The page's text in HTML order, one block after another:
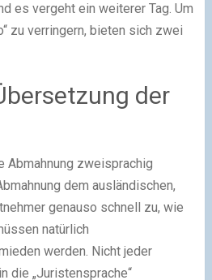
es vergeht ein weiterer Tag. Um
zu verringern, bieten sich zwei
der
Abmahnung zweisprachig
dem ausländischen,
genauso schnell zu, wie
natürlich
werden. Nicht jeder
die „Juristensprache“